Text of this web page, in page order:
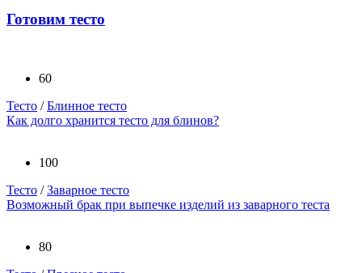
Готовим тесто
60
Тесто /Блинное тесто
Как долго хранится тесто для блинов?
100
Тесто /Заварное тесто
Возможный брак при выпечке изделий из заварного теста
80